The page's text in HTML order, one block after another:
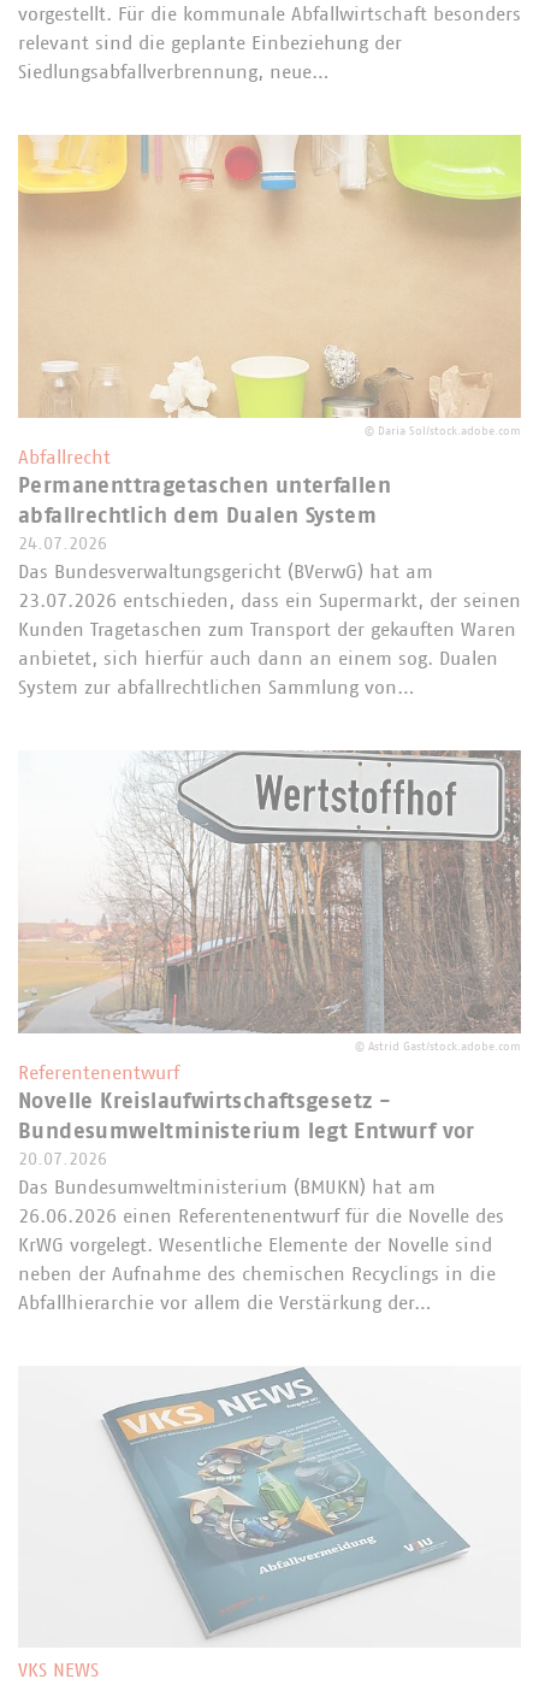
vorgestellt. Für die kommunale Abfallwirtschaft besonders
relevant sind die geplante Einbeziehung der
Siedlungsabfallverbrennung, neue…
© Daria Sol/stock.adobe.com
Abfallrecht
Permanenttragetaschen unterfallen
abfallrechtlich dem Dualen System
24.07.2026
Das Bundesverwaltungsgericht (BVerwG) hat am
23.07.2026 entschieden, dass ein Supermarkt, der seinen
Kunden Tragetaschen zum Transport der gekauften Waren
anbietet, sich hierfür auch dann an einem sog. Dualen
System zur abfallrechtlichen Sammlung von…
© Astrid Gast/stock.adobe.com
Referentenentwurf
Novelle Kreislaufwirtschaftsgesetz -
Bundesumweltministerium legt Entwurf vor
20.07.2026
Das Bundesumweltministerium (BMUKN) hat am
26.06.2026 einen Referentenentwurf für die Novelle des
KrWG vorgelegt. Wesentliche Elemente der Novelle sind
neben der Aufnahme des chemischen Recyclings in die
Abfallhierarchie vor allem die Verstärkung der…
VKS NEWS